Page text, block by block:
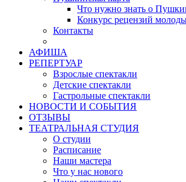
Что нужно знать о
Конкурс рецензий
Контакты
АФИША
РЕПЕРТУАР
Взрослые спектакли
Детские спектакли
Гастрольные спектакли
НОВОСТИ И СОБЫТИЯ
ОТЗЫВЫ
ТЕАТРАЛЬНАЯ СТУДИЯ
О студии
Расписание
Наши мастера
Что у нас нового